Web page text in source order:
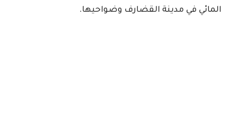
المائي في مدينة القضارف وضواحيها.